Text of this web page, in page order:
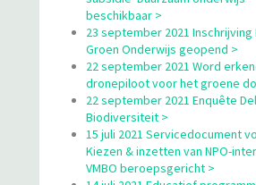
beschikbaar >
23 september 2021
Groen Onderwijs geopend >
22 september 2021 Word
dronepiloot voor het groene
22 september 2021 Enquête
Biodiversiteit >
15 juli 2021 Servicedocument
Kiezen & inzetten van NPO-
VMBO beroepsgericht >